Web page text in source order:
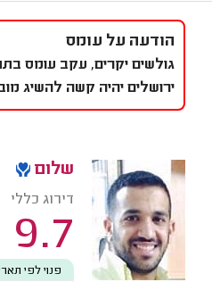
הודעה על עומס
גולשים יקרים, עקב עומס
ירושלים יהיה קשה להשיג
שלום
דירוג כללי
9.7
פנוי לפי